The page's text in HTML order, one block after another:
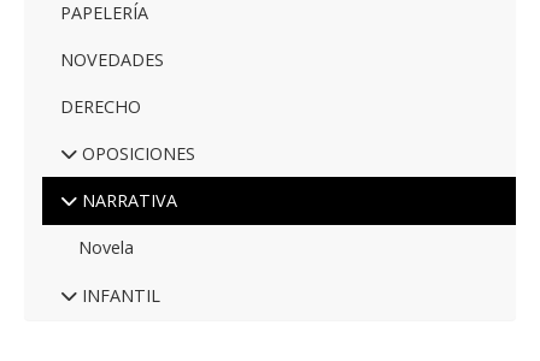
PAPELERÍA
NOVEDADES
DERECHO
OPOSICIONES
NARRATIVA
Novela
INFANTIL